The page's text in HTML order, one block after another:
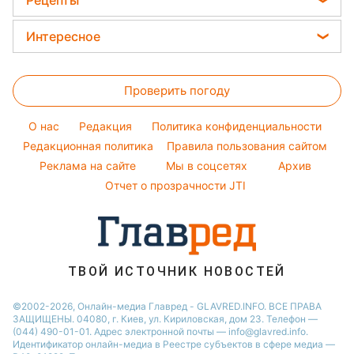
Новости Одессы
Новости Харькова
Красивый маникюр
Модные ошибки
Советы от Андре Тана
Елена Зеленская
Ани Лорак
Кейт Миддлтон
Максим Галкин
Настя Каменских
Виталий Козловский
София Ротару
Ольга Сумская
Праздничное меню
Закуски
Простые блюда
Легкие десерты
Напитки
Интересное
Тесты по картинке
Оптические иллюзии
Народные приметы
Все о шоу-бизнесе
Проверить погоду
O нас Редакция
Политика конфиденциальности
Редакционная политика
Правила пользования сайтом
Реклама на сайте
Мы в соцсетях
Архив
Отчет о прозрачности JTI
ТВОЙ ИСТОЧНИК НОВОСТЕЙ
©2002-2026, Онлайн-медиа Главред - GLAVRED.INFO. ВСЕ ПРАВА
ЗАЩИЩЕНЫ. 04080, г. Киев, ул. Кириловская, дом 23. Телефон —
(044) 490-01-01. Адрес электронной почты — info@glavred.info.
Идентификатор онлайн-медиа в Реестре cубъектов в сфере медиа —